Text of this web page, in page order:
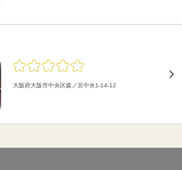
大阪府大阪市中央区森ノ宮中央1-14-12